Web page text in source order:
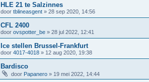
HLE 21 te Salzinnes
door tblineasgent » 28 sep 2020, 14:56
CFL 2400
door ovspotter_be » 28 jul 2022, 12:41
Ice stellen Brussel-Frankfurt
door 4017-4018 » 12 aug 2020, 19:38
Bardisco
door Papanero » 19 mei 2022, 14:44